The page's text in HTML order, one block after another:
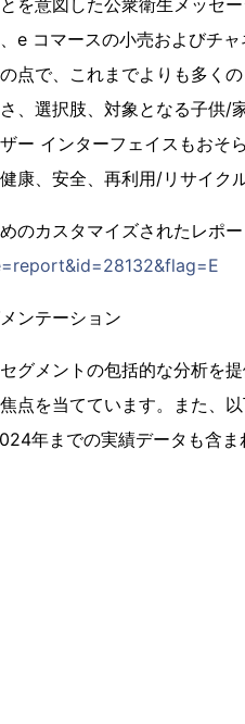
を意図した公衆衛生メッセ
e コマースの小売およびチ
点で、これまでよりも多く
、選択肢、対象となる子供
ー インターフェイスもおそ
康、安全、再利用/リサイク
のカスタマイズされたレポ
ンテーション
グメントの包括的な分析を
点を当てています。また
年までの実績データも含ま